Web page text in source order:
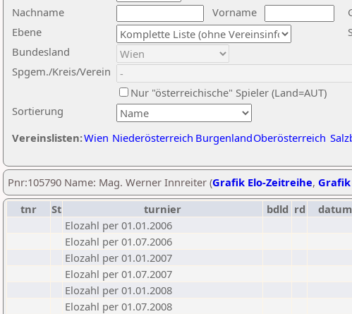
Nachname
Vorname
Ebene
Sortierung
Bundesland
Spgem./Kreis/Verein
Nur "österreichische" Spieler (Land=AUT)
Vereinslisten:Wien Niederösterreich BurgenlandOberösterreich
Pnr:105790 Name: Mag. Werner Innreiter (Grafik Elo-Zeitreihe,
tnr
St turnier bdld rd datum
Elozahl per 01.01.2006
Elozahl per 01.07.2006
Elozahl per 01.01.2007
Elozahl per 01.07.2007
Elozahl per 01.01.2008
Elozahl per 01.07.2008